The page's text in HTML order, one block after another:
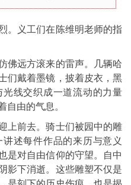
。义工们在陈维明老师的指
佛远方滚来的雷声。几辆哈
们戴着墨镜，披着皮衣，黑
线交织成一道流动的力量
由的气息。
上前去。骑士们被园中的雕
述每件作品的来历与意义
对自由信仰的守望。自中
影下消逝。这些雕塑不仅是